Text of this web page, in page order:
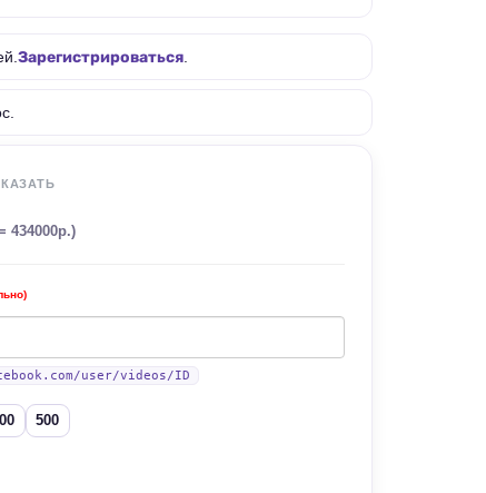
Зарегистрироваться
434000р.)
user/videos/ID
500